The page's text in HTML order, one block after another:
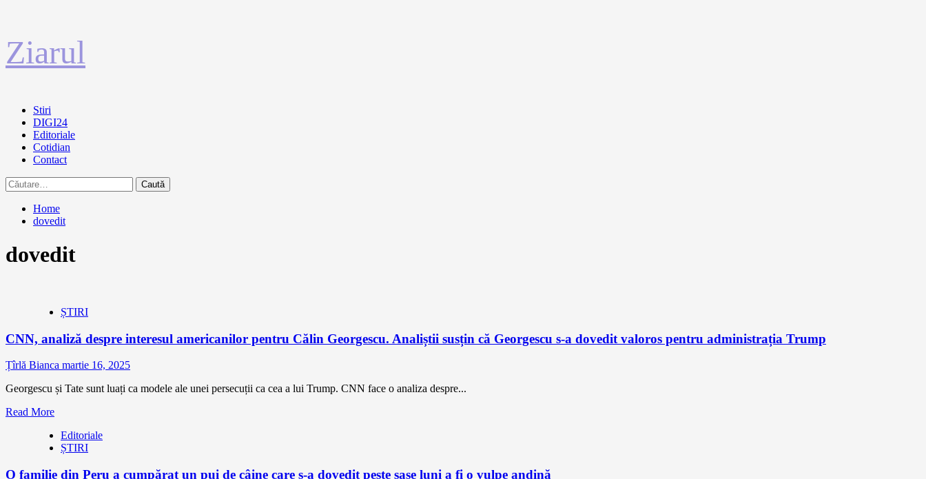
la
conținut
Ziarul
Primary
Menu
Stiri
DIGI24
Editoriale
Cotidian
Contact
Caută
după:
Home
dovedit
dovedit
ȘTIRI
CNN, analiză despre interesul americanilor pentru Călin Georgescu. Analiștii susțin că Georgescu s-a dovedit valoros pentru administrația Trump
Țîrlă Bianca martie 16, 2025
Georgescu și Tate sunt luați ca modele ale unei persecuții ca cea a lui Trump. CNN face o analiza despre...
Read More
Editoriale
ȘTIRI
O familie din Peru a cumpărat un pui de câine care s-a dovedit peste șase luni a fi o vulpe andină